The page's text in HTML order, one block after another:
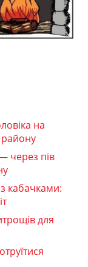
на
району
через пів
кабачками:
для